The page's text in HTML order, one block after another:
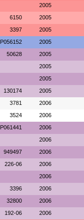
2005
6150 2005
3397 2005
P056152 2005
50628 2005
2005
2005
130174 2005
3781 2006
3524 2006
P061441 2006
2006
949497 2006
226-06 2006
2006
3396 2006
32800 2006
192-06 2006